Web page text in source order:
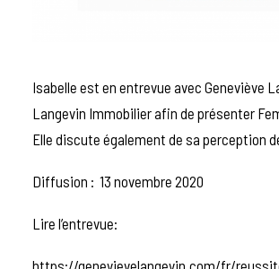
Isabelle est en entrevue avec Geneviève
Langevin Immobilier afin de présenter
Elle discute également de sa perception
Diffusion : 13 novembre 2020
Lire l’entrevue:
https://genevievelangevin.com/fr/